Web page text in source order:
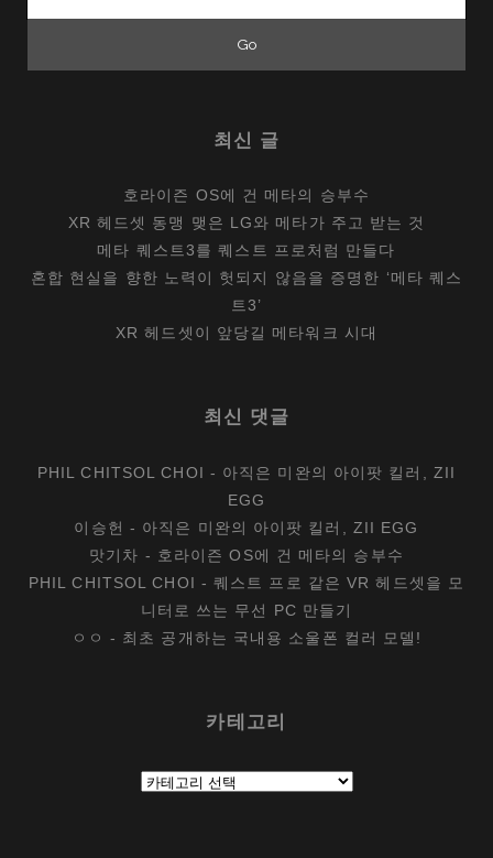
최신 글
호라이즌 OS에 건 메타의 승부수
XR 헤드셋 동맹 맺은 LG와 메타가 주고 받는 것
메타 퀘스트3를 퀘스트 프로처럼 만들다
혼합 현실을 향한 노력이 헛되지 않음을 증명한 ‘메타 퀘스
트3’
XR 헤드셋이 앞당길 메타워크 시대
최신 댓글
PHIL CHITSOL CHOI - 아직은 미완의 아이팟 킬러, ZII
EGG
이승헌 - 아직은 미완의 아이팟 킬러, ZII EGG
맛기차 - 호라이즌 OS에 건 메타의 승부수
PHIL CHITSOL CHOI -퀘스트 프로 같은 VR 헤드셋을 모
니터로 쓰는 무선 PC 만들기
ㅇㅇ - 최초 공개하는 국내용 소울폰 컬러 모델!
카테고리
테